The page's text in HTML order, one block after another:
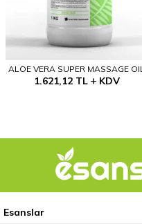
ALOE VERA SUPER MASSAGE OIL
1.621,12TL KDV
Esanslar